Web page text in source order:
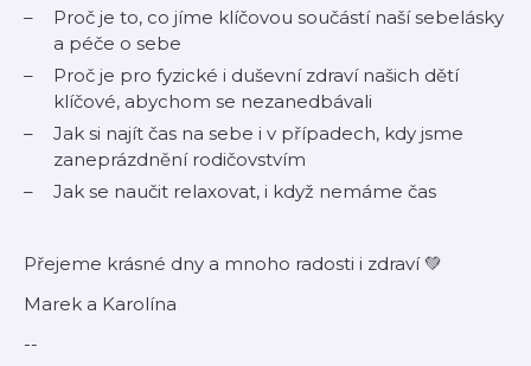
Proč je to, co jíme klíčovou součástí naší sebelásky
a péče o sebe
Proč je pro fyzické i duševní zdraví našich dětí
klíčové, abychom se nezanedbávali
Jak si najít čas na sebe i v případech, kdy jsme
zaneprázdnění rodičovstvím
Jak se naučit relaxovat, i když nemáme čas
Přejeme krásné dny a mnoho radosti i zdraví 💚
Marek a Karolína
--